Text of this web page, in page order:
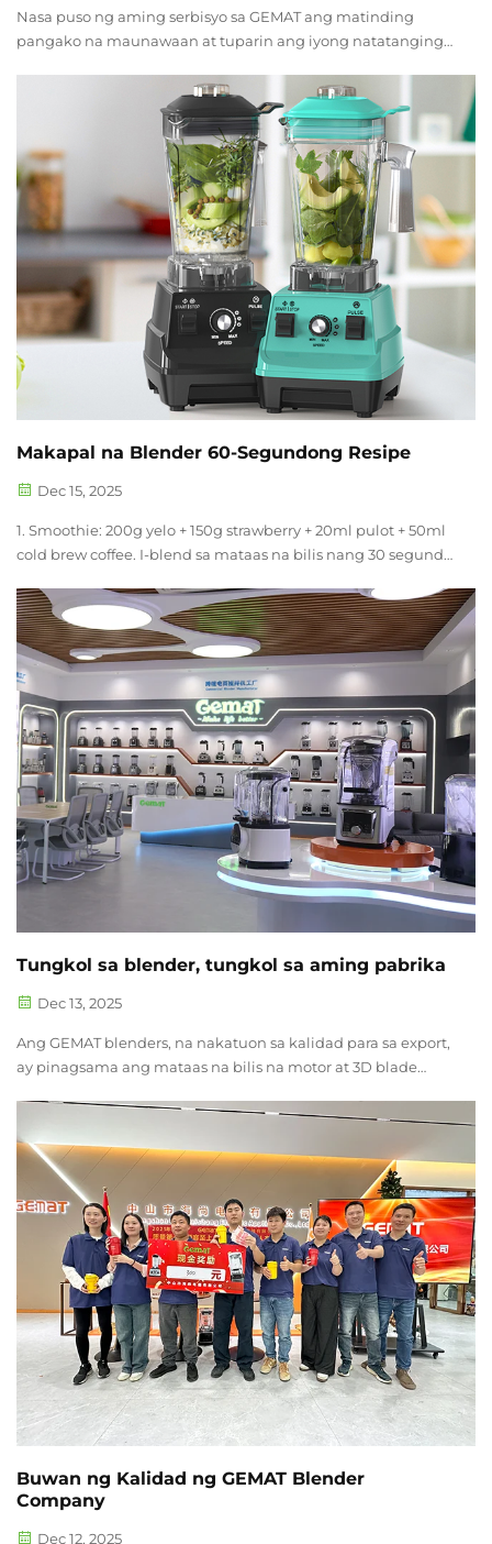
Nasa puso ng aming serbisyo sa GEMAT ang matinding
pangako na maunawaan at tuparin ang iyong natatanging
pagsusuri sa bawat detalye ng iyong mga kahilingan bago
mag-order, tinitiyak na walang anumang kinakailangan
ang napapabayaan. Halimbawa: Pagkatapos ng iyong c...
Makapal na Blender 60-Segundong Resipe
Dec 15, 2025
1. Smoothie: 200g yelo + 150g strawberry + 20ml pulot + 50ml
cold brew coffee. I-blend sa mataas na bilis nang 30 segundo
peanuts. I-pulse nang 10 segundo, pagkatapos ay i-blend sa
mataas na bilis nang...
Tungkol sa blender, tungkol sa aming pabrika
Dec 13, 2025
Ang GEMAT blenders, na nakatuon sa kalidad para sa export,
ay pinagsama ang mataas na bilis na motor at 3D blade
sangkap tulad ng yelo, mani, at butil, na nagbubunga ng
makinis at walang residu na halo na lubusang naglalabas
ng mga sustansya. Suportado ang maramihang...
Buwan ng Kalidad ng GEMAT Blender
Company
Dec 12, 2025